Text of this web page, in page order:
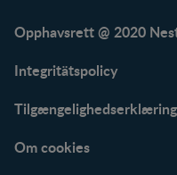
Opphavsrett @ 2020
Integritätspolicy
Tilgængelighedserklæring
Om cookies